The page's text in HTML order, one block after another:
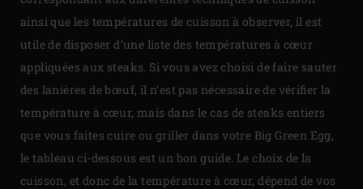
ainsi que les températures de cuisson à observer, il est
utile de disposer d’une liste des températures à cœur
appliquées aux steaks. Si vous avez choisi de faire sauter
des lanières de bœuf, il n’est pas nécessaire de vérifier la
température à cœur, mais dans le cas de steaks entiers
que vous faites cuire ou griller dans votre Big Green Egg,
le tableau ci-dessous est un bon guide. Le choix de la
cuisson, et donc de la température à cœur, dépend de vos